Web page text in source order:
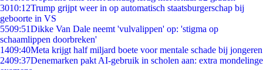
3010:12Trump grijpt weer in op automatisch staatsburgerschap bij
geboorte in VS
5509:51Dikke Van Dale neemt 'vulvalippen' op: 'stigma op
schaamlippen doorbreken'
1409:40Meta krijgt half miljard boete voor mentale schade bij jongeren
2409:37Denemarken pakt AI-gebruik in scholen aan: extra mondelinge